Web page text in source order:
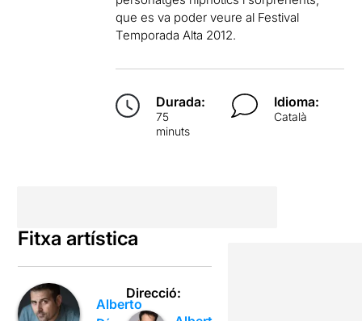
que es va poder veure al Festival
Temporada Alta 2012.
Durada:
75
minuts
Idioma:
Català
Fitxa artística
Alberto
Direcció: